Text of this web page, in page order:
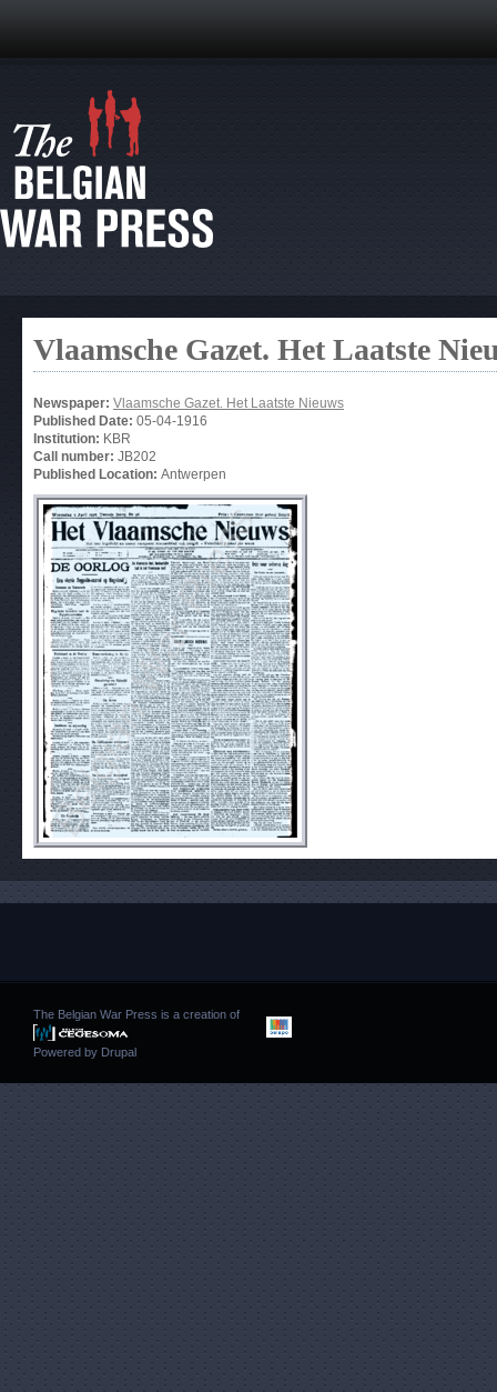
Vlaamsche Gazet. Het Laatste
Newspaper: Vlaamsche Gazet. Het Laatste Nieuws
Published Date: 05-04-1916
Institution: KBR
Call number: JB202
Published Location: Antwerpen
The Belgian War Press is a creation of
Powered by Drupal